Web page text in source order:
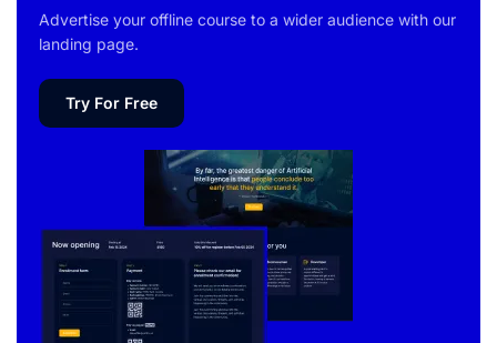
Advertise your offline course to a wider audience with our
landing page.
Try For Free